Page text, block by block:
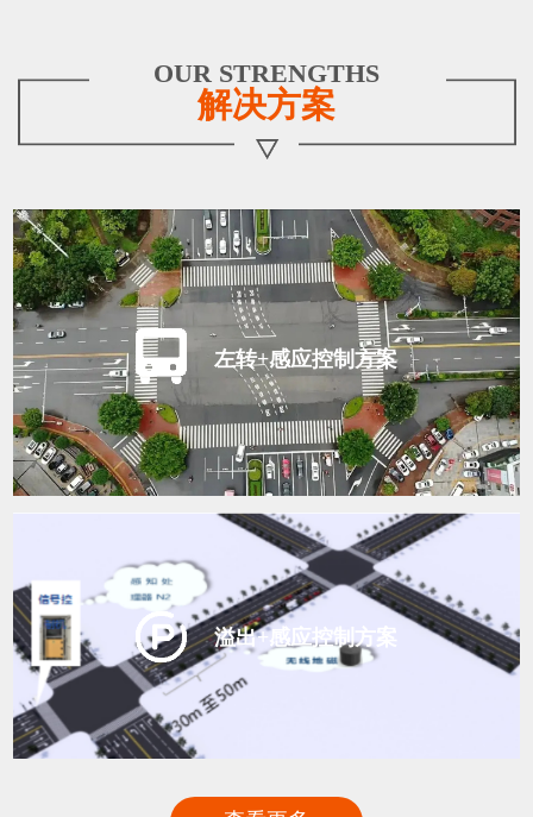
OUR STRENGTHS
解决方案
左转+感应控制方案
溢出+感应控制方案